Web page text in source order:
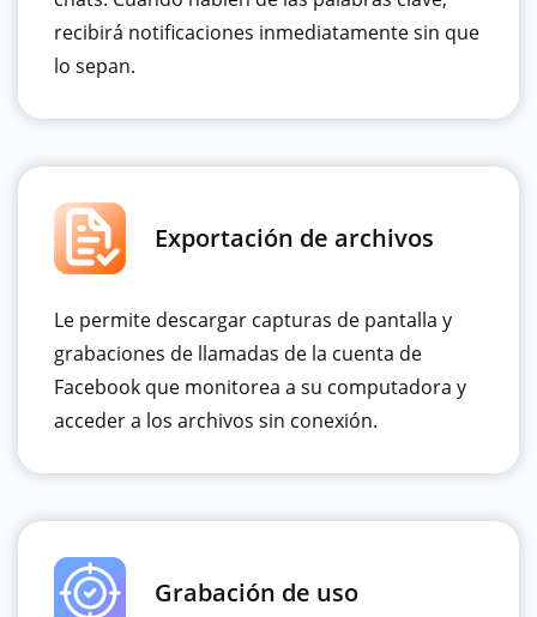
recibirá notificaciones inmediatamente sin que
lo sepan.
Exportación de archivos
Le permite descargar capturas de pantalla y
grabaciones de llamadas de la cuenta de
Facebook que monitorea a su computadora y
acceder a los archivos sin conexión.
Grabación de uso